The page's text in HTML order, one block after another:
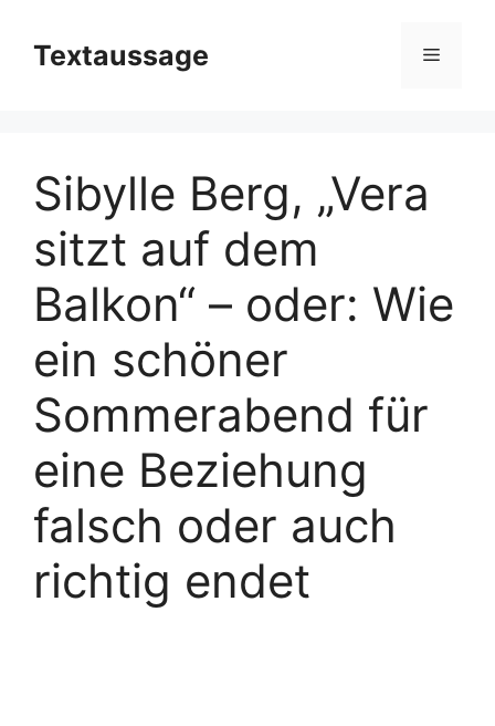
Inhalt
springen
Textaussage Menü
Sibylle Berg, „Vera
sitzt auf dem
Balkon“ – oder: Wie
ein schöner
Sommerabend für
eine Beziehung
falsch oder auch
richtig endet